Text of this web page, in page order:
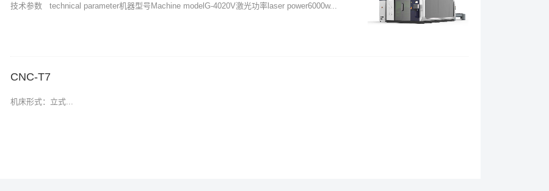
技术参数 technical parameter机器型号Machine modelG-4020V激光功率laser power6000w...
CNC-T7
机床形式：立式...